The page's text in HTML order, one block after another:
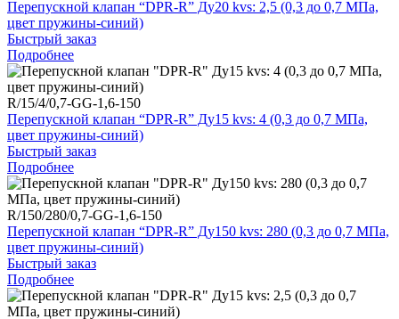
Перепускной клапан “DPR-R” Ду20 kvs: 2,5 (0,3 до 0,7 МПа,
цвет пружины-синий)
Быстрый заказ
Подробнее
R/15/4/0,7-GG-1,6-150
Перепускной клапан “DPR-R” Ду15 kvs: 4 (0,3 до 0,7 МПа,
цвет пружины-синий)
Быстрый заказ
Подробнее
R/150/280/0,7-GG-1,6-150
Перепускной клапан “DPR-R” Ду150 kvs: 280 (0,3 до 0,7 МПа,
цвет пружины-синий)
Быстрый заказ
Подробнее